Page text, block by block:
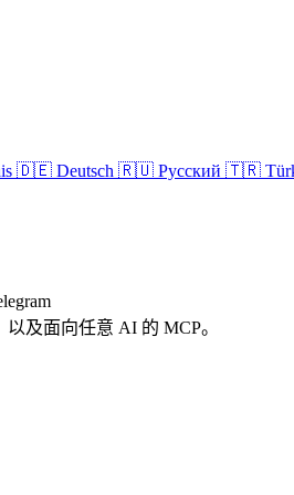
🇩🇪 Deutsch 🇷🇺 Русский 🇹🇷
及面向任意 AI 的 MCP。